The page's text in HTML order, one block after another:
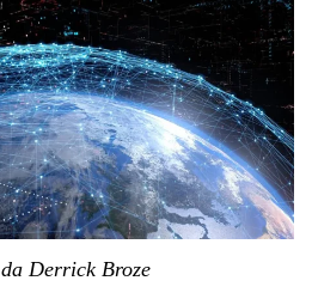
Derrick Broze